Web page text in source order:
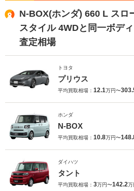
N-BOX(ホンダ) 660 L スロ
スタイル 4WDと同一ボデ
査定相場
トヨタ
プリウス
平均買取相場： 12.1万円〜
ホンダ
N-BOX
平均買取相場： 10.8万円〜
ダイハツ
タント
平均買取相場： 3万円〜142.2万